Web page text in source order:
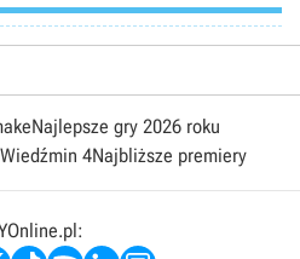
Najlepsze gry 2026 roku
Wiedźmin 4Najbliższe premiery